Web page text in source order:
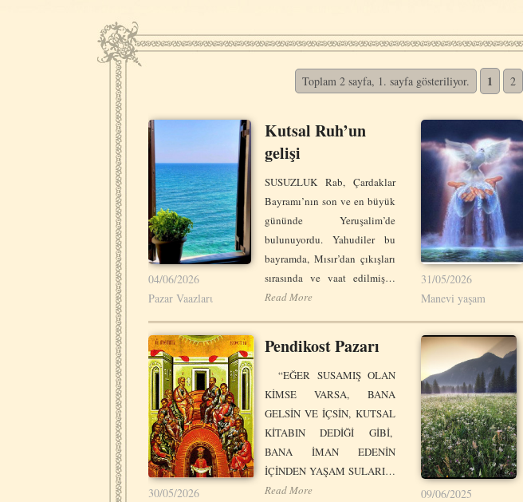
Toplam 2 sayfa, 1. sayfa gösteriliyor. 1 2
04/06/2026
Pazar Vaazlarι
Kutsal Ruh’un
gelişi
SUSUZLUK Rab, Çardaklar
Bayramı’nın son ve en büyük
gününde Yeruşalim’de
bulunuyordu. Yahudiler bu
bayramda, Mısır’dan çıkışları
sırasında ve vaat edilmiş…
Read More
31/05/2026
Manevi yaşam
30/05/2026
Pendikost Pazarı
“EĞER SUSAMIŞ OLAN
KİMSE VARSA, BANA
GELSİN VE İÇSİN, KUTSAL
KİTABIN DEDİĞİ GİBİ,
BANA İMAN EDENİN
İÇİNDEN YAŞAM SULARI…
Read More
09/06/2025